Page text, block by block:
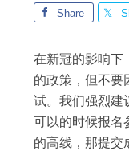
Share
在新冠的影响下
的政策，但不要
试。我们强烈建
可以的时候报名
的高线，那提交